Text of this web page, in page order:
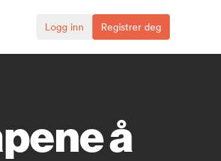
Logg inn Registrer deg
å